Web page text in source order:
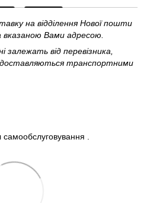
на відділення Нової пошти
вказаною Вами адресою.
залежать від перевізника,
транспортними
.